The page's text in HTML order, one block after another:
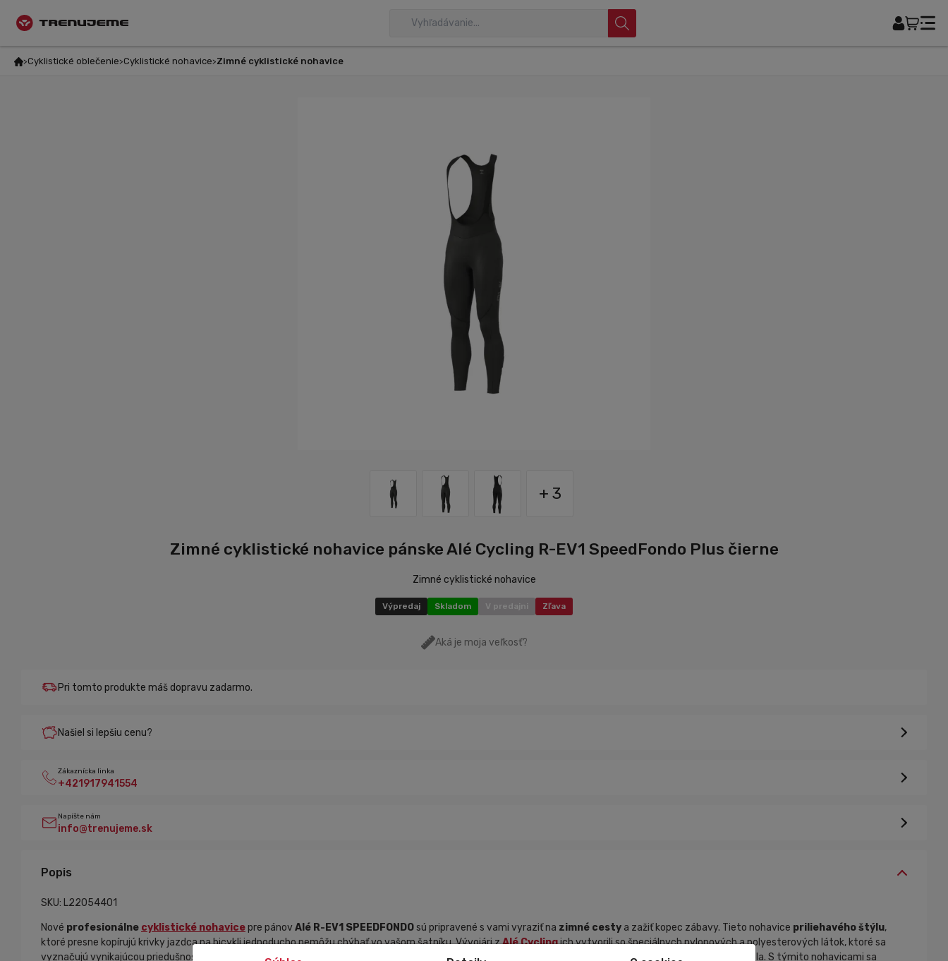
Cyklistické oblečenie Cyklistické nohavice Zimné cyklistické nohavice
+ 3
Zimné cyklistické nohavice pánske Alé Cycling R-EV1 SpeedFondo Plus čierne
Zimné cyklistické nohavice
Výpredaj Skladom V predajni Zľava
Aká je moja veľkosť?
Pri tomto produkte máš dopravu zadarmo.
Našiel si lepšiu cenu?
Zákaznícka linka
+421917941554
Napíšte nám
info@trenujeme.sk
Popis
SKU: L22054401
Nové profesionálne cyklistické nohavicepre pánovAlé R-EV1 SPEEDFONDOsú pripravené s vami vyraziť na zimné cesty a zažiť kopec zábavy. Tieto nohavice priliehavého štýlu,
ktoré presne kopírujú krivky jazdca na bicykli jednoducho nemôžu chýbať vo vašom šatníku. Vývojári zAlé Cyclingich vytvorili so špeciálnych nylonových a polyesterových látok, ktoré sa
vyznačujú vynikajúcou priedušnosťou a záhrevnosťou. Špeciálne traky skvelo držia aj počas pohybu a navyše sú maximálne priedušné pre odvod vlhkosti od tela. S týmito nohavicami sa